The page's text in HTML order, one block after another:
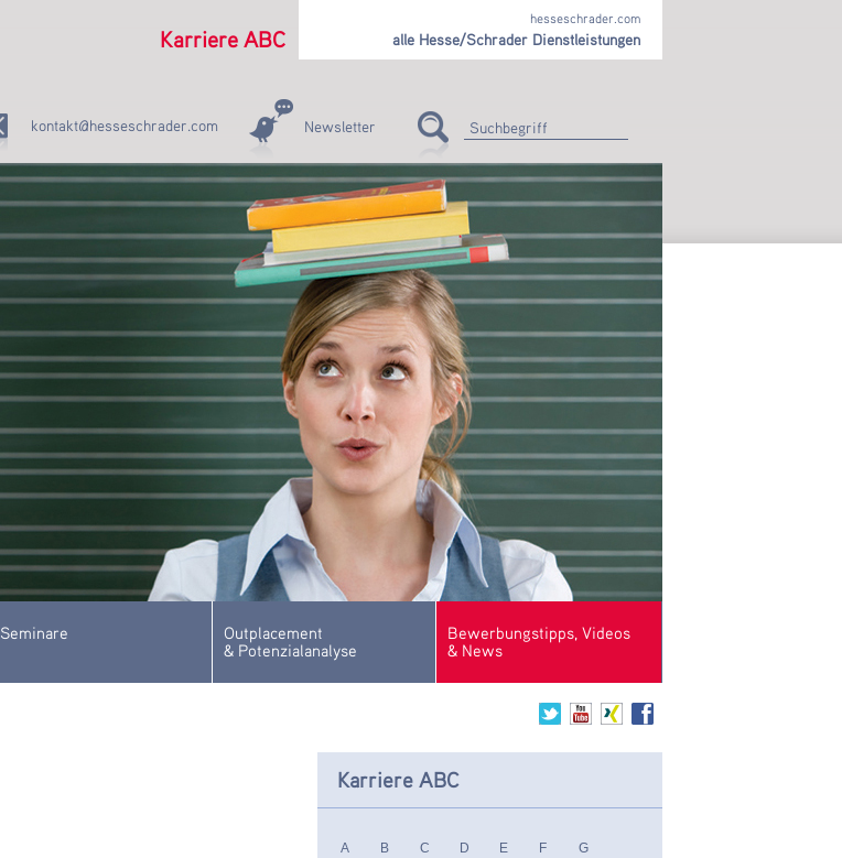
kontakt@hesseschrader.com Newsletter
Seminare
Outplacement
& Potenzialanalyse
Bewerbungstipps, Videos
& News
Karriere ABC
A B C D E F
G
Karriere ABC
hesseschrader.com
alle Hesse/Schrader Dienstleistungen